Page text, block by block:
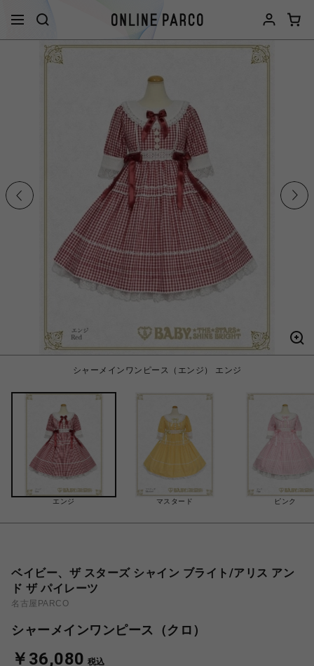
シャーメインワンピース（エンジ） エンジ
エンジ マスタード ピンク
ベイビー、ザ スターズ シャイン ブライト/アリス アン
ド ザ パイレーツ
名古屋PARCO
シャーメインワンピース（クロ）
￥36,080 税込